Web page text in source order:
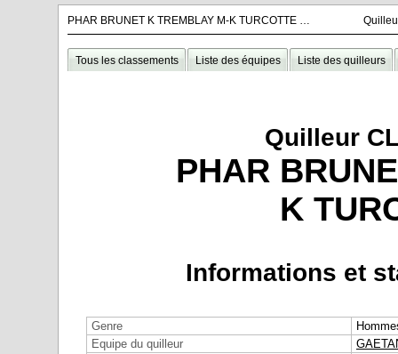
PHAR BRUNET K TREMBLAY M-K TURCOTTE 25-26
Tous les classements Liste des équipes Liste des quilleurs
Quilleur
PHAR
K
Informations et
Genre
Equipe du quilleur